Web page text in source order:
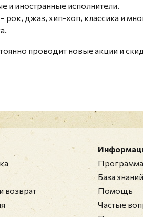
и иностранные исполнители.
джаз, хип-хоп, классика и
проводит новые акции и
возврат
База знаний
Помощь
Частые